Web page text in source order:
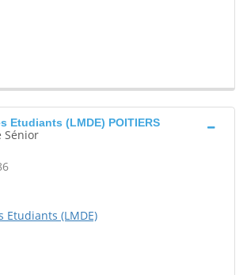
Etudiants (LMDE) POITIERS
Sénior
Etudiants (LMDE)